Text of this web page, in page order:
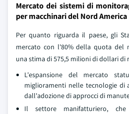
Mercato dei sistemi di
per macchinari del Nord America
Per quanto riguarda il paese, gli
mercato con l'80% della quota del
una stima di 575,5 milioni di dollari di
L'espansione del mercato
miglioramenti nelle tecnologie di
dall'adozione di approcci di
Il settore manifatturiero,